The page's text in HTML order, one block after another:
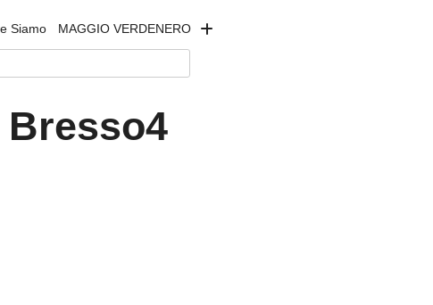
Siamo MAGGIO VERDENERO